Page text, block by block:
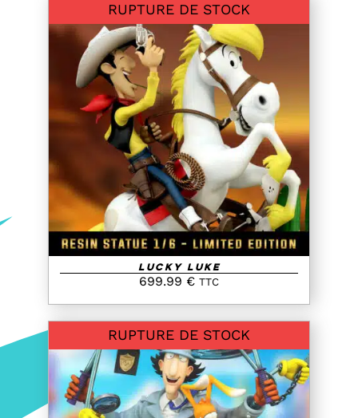
RUPTURE DE STOCK
DETAILS
Lucky Luke
699.99 € TTC
RUPTURE DE STOCK